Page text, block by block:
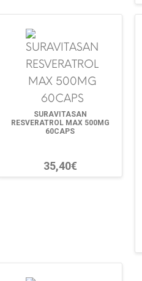
SURAVITASAN
RESVERATROL MAX 500MG
60CAPS
35,40€